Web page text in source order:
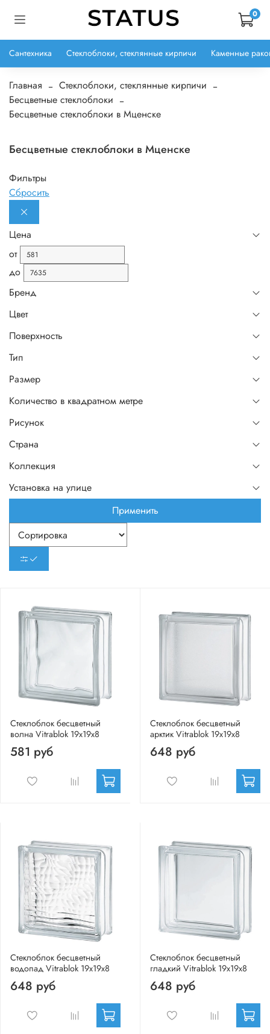
0
Сантехника Стеклоблоки, стеклянные кирпичи Каменные
Главная
Стеклоблоки, стеклянные кирпичи
Бесцветные стеклоблоки
Бесцветные стеклоблоки в Мценске
Бесцветные стеклоблоки в Мценске
Стеклоблок бесцветный
волна Vitrablok 19х19х8
581 руб
Стеклоблок бесцветный
арктик Vitrablok 19х19х8
648 руб
Стеклоблок бесцветный
водопад Vitrablok 19х19х8
648 руб
Стеклоблок бесцветный
гладкий Vitrablok 19х19х8
648 руб
Фильтры
Сбросить
Цена
от
до
Бренд
Цвет
Поверхность
Тип
Размер
Количество в квадратном метре
Рисунок
Страна
Коллекция
Установка на улице
Применить